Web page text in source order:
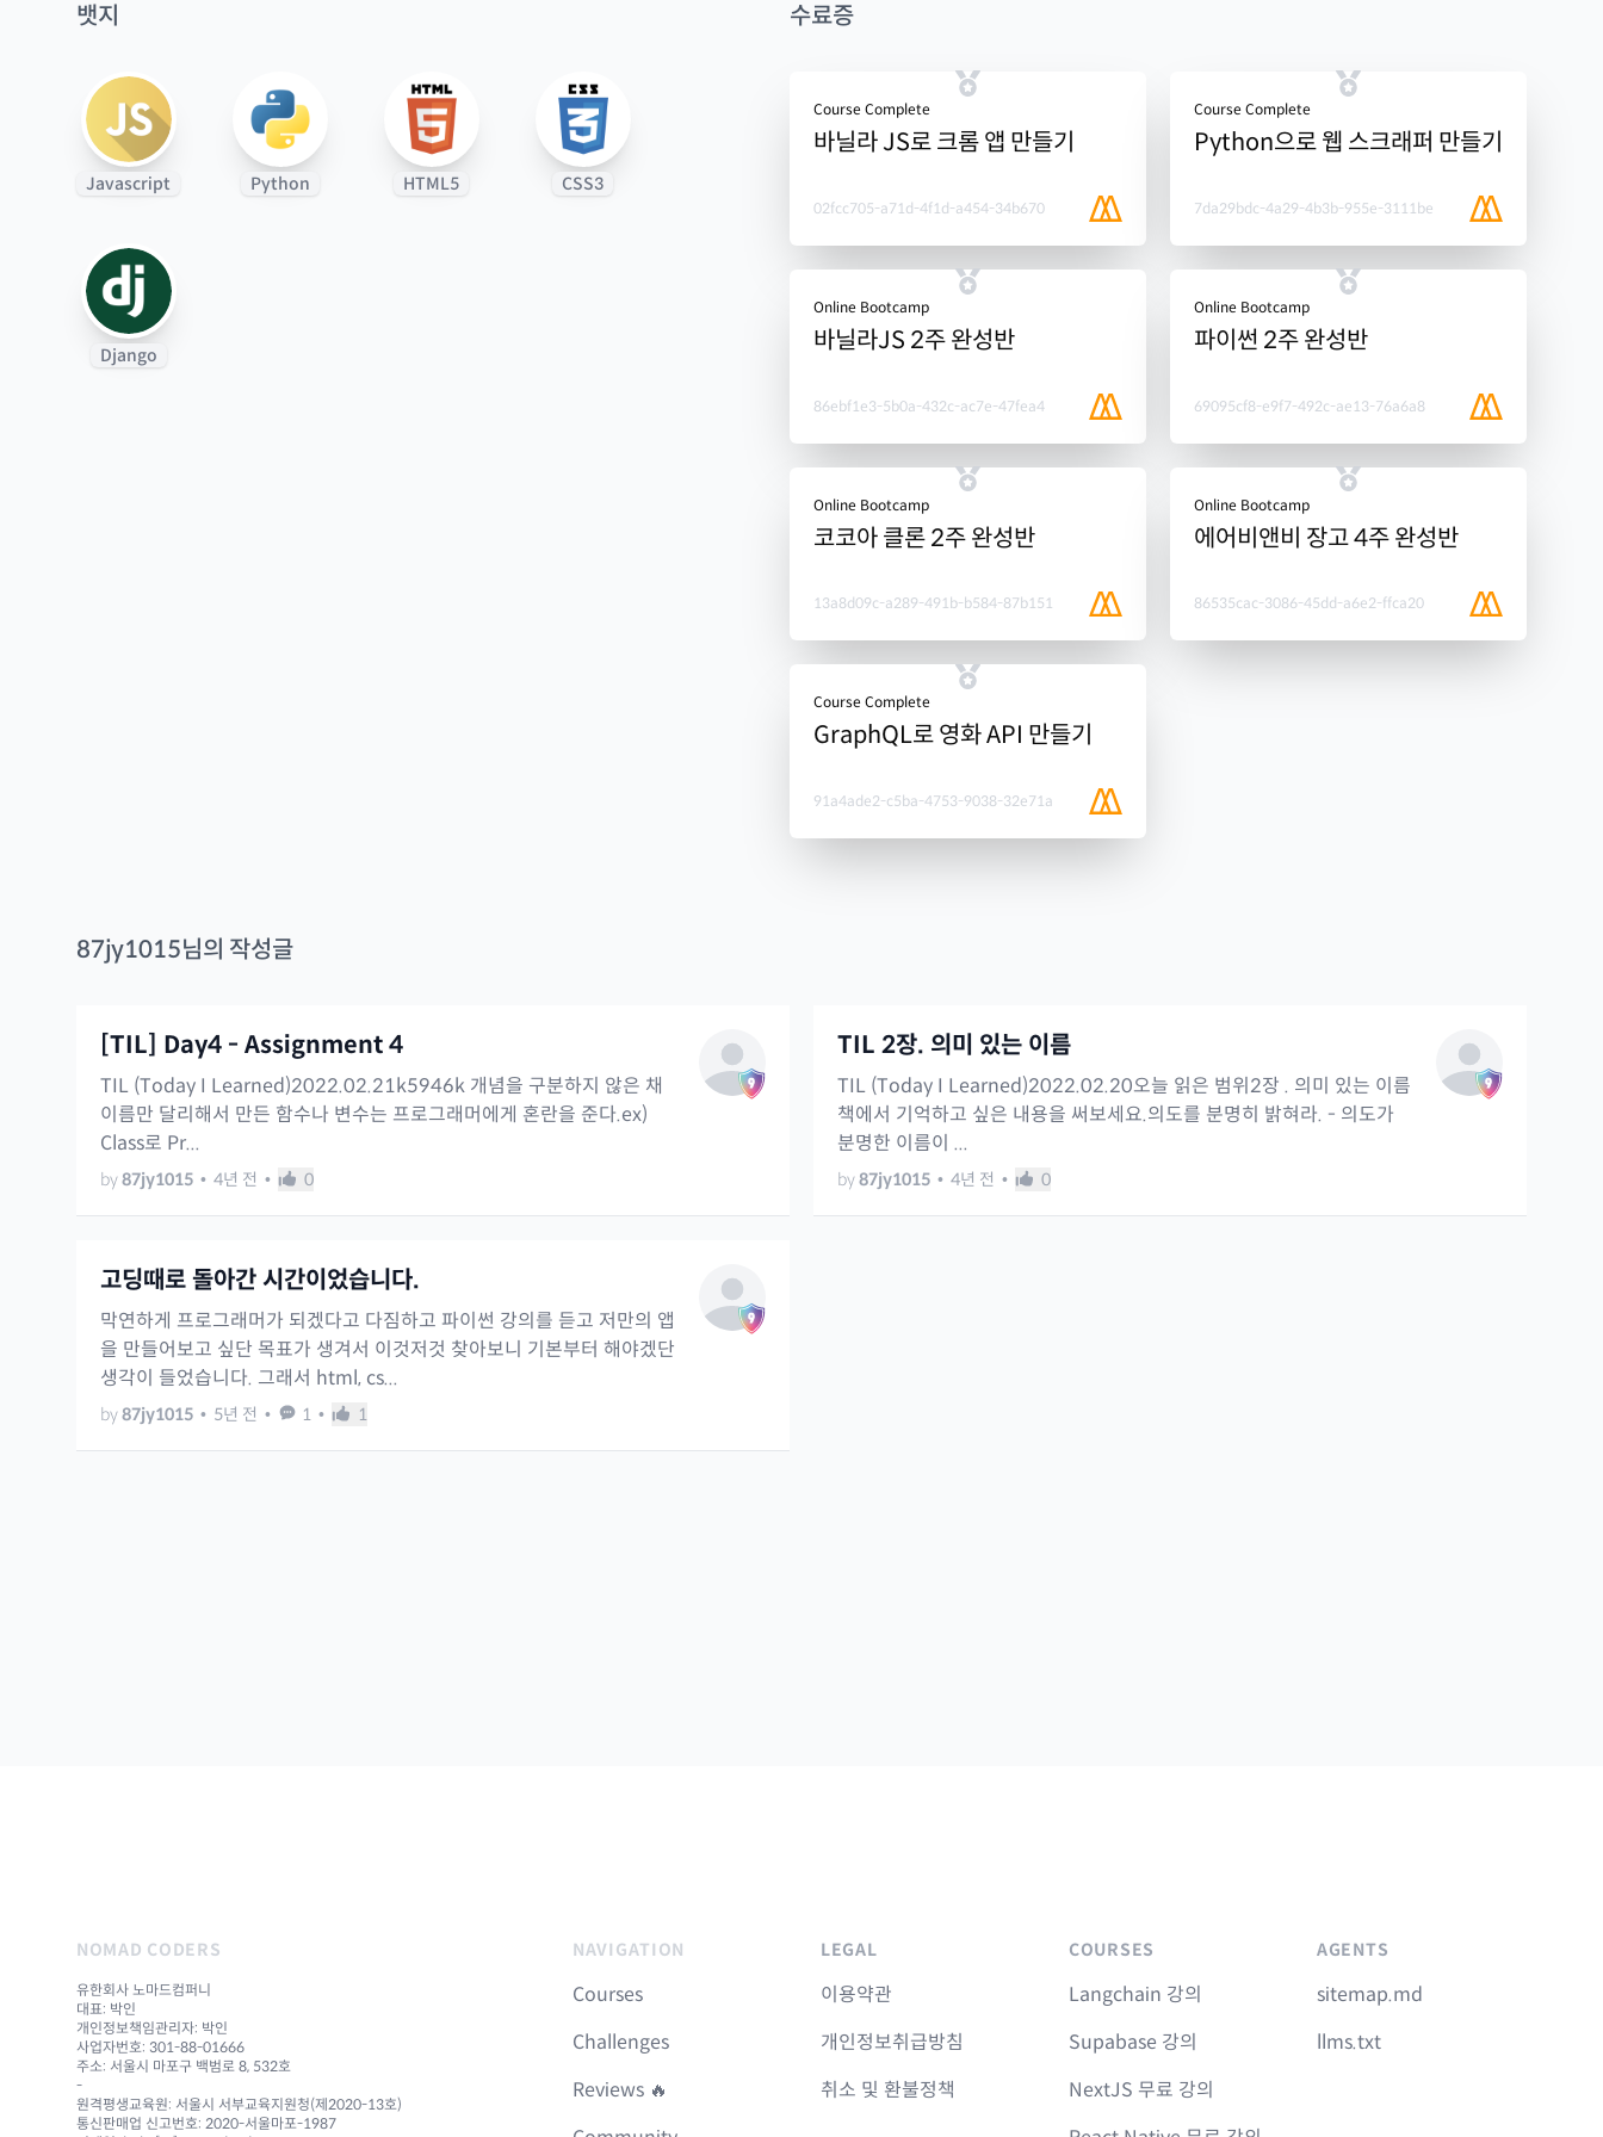
뱃지
Javascript Python HTML5 CSS3
Django
수료증
Course Complete
바닐라 JS로 크롬 앱 만들기
02fcc705-a71d-4f1d-a454-34b670
Course Complete
Python으로 웹 스크래퍼 만들기
7da29bdc-4a29-4b3b-955e-3111be
Online Bootcamp
바닐라JS 2주 완성반
86ebf1e3-5b0a-432c-ac7e-47fea4
Online Bootcamp
파이썬 2주 완성반
69095cf8-e9f7-492c-ae13-76a6a8
Online Bootcamp
코코아 클론 2주 완성반
13a8d09c-a289-491b-b584-87b151
Online Bootcamp
에어비앤비 장고 4주 완성반
86535cac-3086-45dd-a6e2-ffca20
Course Complete
GraphQL로 영화 API 만들기
91a4ade2-c5ba-4753-9038-32e71a
87jy1015님의 작성글
[TIL] Day4 - Assignment 4
TIL (Today I Learned)2022.02.21k5946k 개념을 구분하지 않은 채
이름만 달리해서 만든 함수나 변수는 프로그래머에게 혼란을 준다.ex)
Class로 Pr...
by87jy1015 • 4년 전 • 0
TIL 2장. 의미 있는 이름
TIL (Today I Learned)2022.02.20오늘 읽은 범위2장 . 의미 있는 이름
책에서 기억하고 싶은 내용을 써보세요.의도를 분명히 밝혀라. - 의도가
분명한 이름이 ...
by87jy1015 • 4년 전 • 0
고딩때로 돌아간 시간이었습니다.
막연하게 프로그래머가 되겠다고 다짐하고 파이썬 강의를 듣고 저만의 앱
을 만들어보고 싶단 목표가 생겨서 이것저것 찾아보니 기본부터 해야겠단
생각이 들었습니다. 그래서 html, cs...
by87jy1015 • 5년 전 • 1 • 1
NOMAD CODERS
유한회사 노마드컴퍼니
대표: 박인
개인정보책임관리자: 박인
사업자번호: 301-88-01666
주소: 서울시 마포구 백범로 8, 532호
-
원격평생교육원: 서울시 서부교육지원청(제2020-13호)
통신판매업 신고번호: 2020-서울마포-1987
NAVIGATION
Courses
Challenges
Reviews 🔥
LEGAL
이용약관
개인정보취급방침
취소 및 환불정책
COURSES
Langchain 강의
Supabase 강의
NextJS 무료 강의
AGENTS
sitemap.md
llms.txt